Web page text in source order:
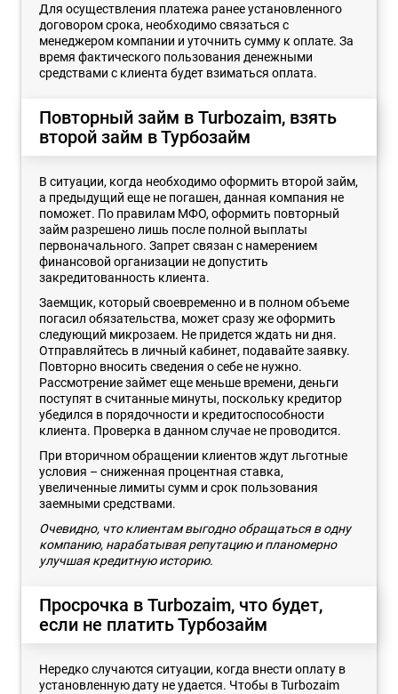
Для осуществления платежа ранее установленного
договором срока, необходимо связаться с
менеджером компании и уточнить сумму к оплате. За
время фактического пользования денежными
средствами с клиента будет взиматься оплата.
Повторный займ в Turbozaim, взять
второй займ в Турбозайм
В ситуации, когда необходимо оформить второй займ,
а предыдущий еще не погашен, данная компания не
поможет. По правилам МФО, оформить повторный
займ разрешено лишь после полной выплаты
первоначального. Запрет связан с намерением
финансовой организации не допустить
закредитованность клиента.
Заемщик, который своевременно и в полном объеме
погасил обязательства, может сразу же оформить
следующий микрозаем. Не придется ждать ни дня.
Отправляйтесь в личный кабинет, подавайте заявку.
Повторно вносить сведения о себе не нужно.
Рассмотрение займет еще меньше времени, деньги
поступят в считанные минуты, поскольку кредитор
убедился в порядочности и кредитоспособности
клиента. Проверка в данном случае не проводится.
При вторичном обращении клиентов ждут льготные
условия – сниженная процентная ставка,
увеличенные лимиты сумм и срок пользования
заемными средствами.
Очевидно, что клиентам выгодно обращаться в одну
компанию, нарабатывая репутацию и планомерно
улучшая кредитную историю.
Просрочка в Turbozaim, что будет,
если не платить Турбозайм
Нередко случаются ситуации, когда внести оплату в
установленную дату не удается. Чтобы в Turbozaim